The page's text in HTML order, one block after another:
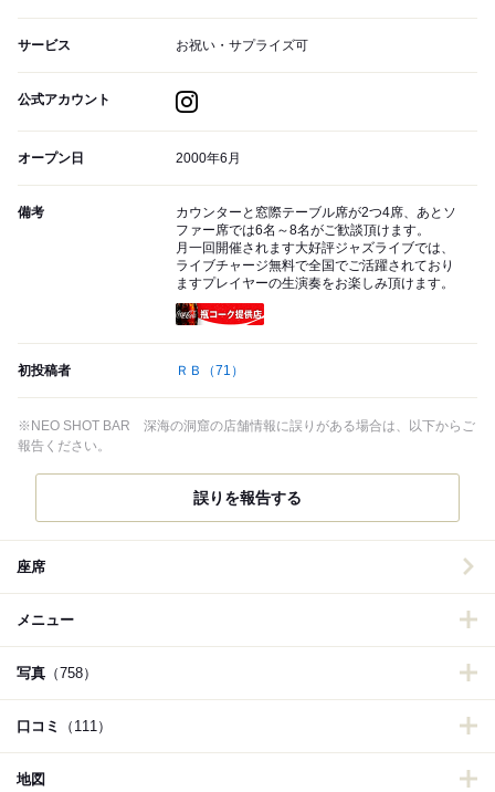
サービス お祝い・サプライズ可
公式アカウント
オープン日 2000年6月
備考
カウンターと窓際テーブル席が2つ4席、あとソ
ファー席では6名～8名がご歓談頂けます。
月一回開催されます大好評ジャズライブでは、
ライブチャージ無料で全国でご活躍されており
ますプレイヤーの生演奏をお楽しみ頂けます。
初投稿者 ＲＢ （71）
※NEO SHOT BAR 深海の洞窟の店舗情報に誤りがある場合は、以下からご
報告ください。
誤りを報告する
座席
メニュー
写真 （758）
口コミ （111）
地図